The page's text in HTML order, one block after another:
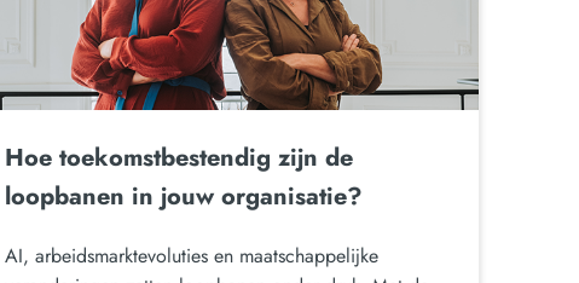
Hoe toekomstbestendig zijn de
loopbanen in jouw organisatie?
AI, arbeidsmarktevoluties en maatschappelijke